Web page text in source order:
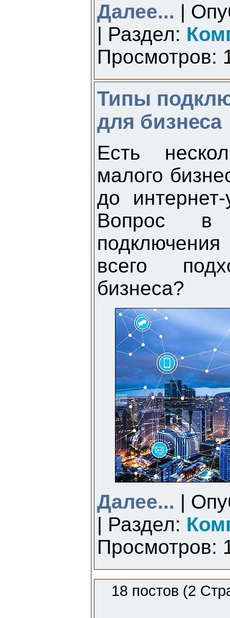
Далее... |
| Раздел:
Просмотров:
Типы
для бизнеса
Есть
малого
до
Вопрос
всего
бизнеса?
Далее... |
| Раздел:
Просмотров:
18 постов (2